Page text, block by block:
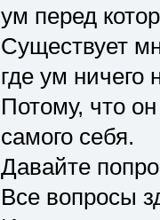
ум перед
Существует
где ум ничего
Потому, что
самого себя.
Давайте
Все вопросы